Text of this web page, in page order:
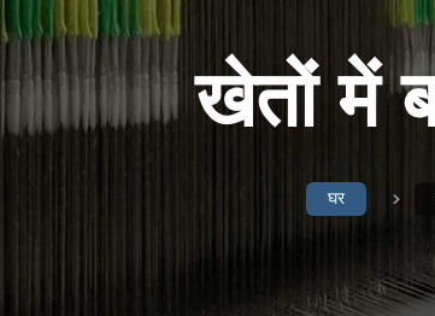
खेतों में
घर